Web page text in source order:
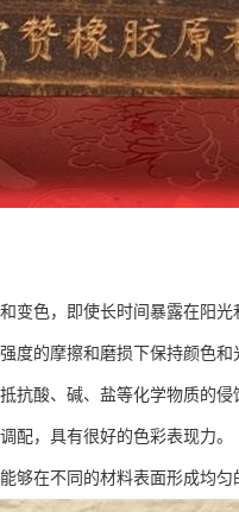
变色，即使长时间暴露在阳光
度的摩擦和磨损下保持颜色和
抗酸、碱、盐等化学物质的侵
配，具有很好的色彩表现力。
够在不同的材料表面形成均匀